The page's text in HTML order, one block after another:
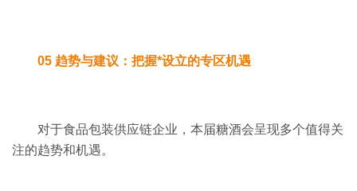
05 趋势与建议：把握*设立的专区机遇
对于食品包装供应链企业，本届糖酒会呈现多个值得关
注的趋势和机遇。